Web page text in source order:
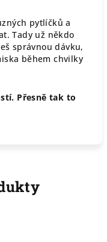
pytlíčků a
Tady už někdo
správnou dávku,
během chvilky
Přesně tak to